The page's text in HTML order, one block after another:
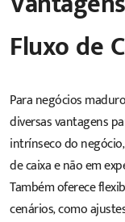
Fluxo de
Para negócios
diversas vantagens
intrínseco do
de caixa e não em
Também oferece
cenários, como